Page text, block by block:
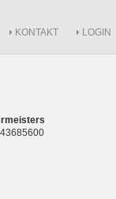
KONTAKT LOGIN